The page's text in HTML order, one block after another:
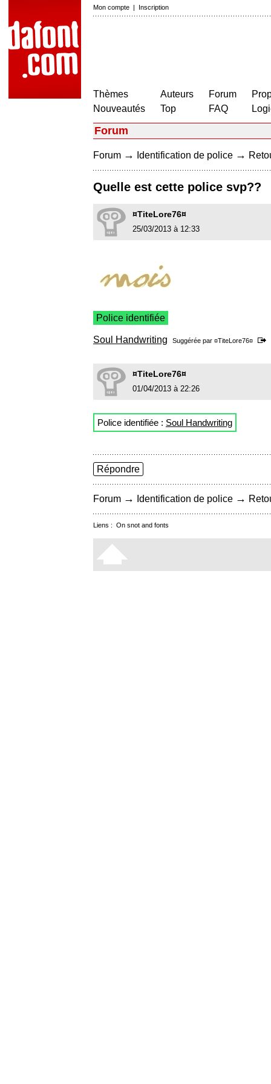
Mon compte | Inscription
Thèmes
Nouveautés
Auteurs
Top
Forum
FAQ
Forum
Forum → Identification de police →
Quelle est cette police svp??
¤TiteLore76¤
25/03/2013 à 12:33
Police identifiée
Soul Handwriting Suggérée par ¤TiteLore76¤
¤TiteLore76¤
01/04/2013 à 22:26
Police identifiée : Soul Handwriting
Répondre
Forum → Identification de police →
Liens : On snot and fonts